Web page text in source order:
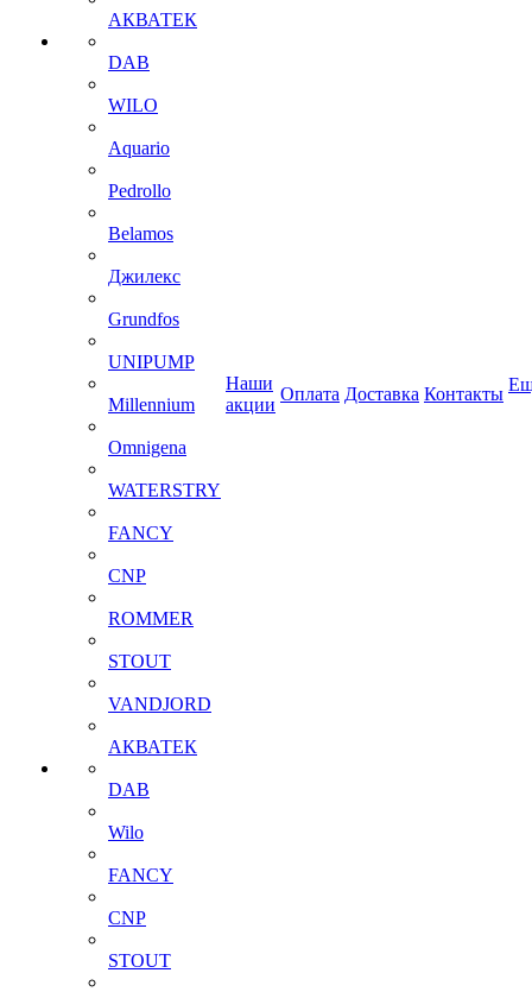
АКВАТЕК
DAB
WILO
Aquario
Pedrollo
Belamos
Джилекс
Grundfos
UNIPUMP
Millennium
Omnigena
WATERSTRY
FANCY
CNP
ROMMER
STOUT
VANDJORD
АКВАТЕК
DAB
Wilo
FANCY
CNP
STOUT
Наши
акции
Оплата Доставка Контакты